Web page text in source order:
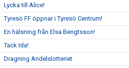
Lycka till Alice!
Tyresö FF öppnar i Tyresö Centrum!
En hälsning från Elsa Bengtsson!
Tack Ida!
Dragning Andelslotteriet